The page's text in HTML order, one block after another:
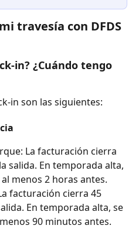
travesía con DFDS
in? ¿Cuándo tengo
in son las siguientes:
La facturación cierra
salida. En temporada alta,
menos 2 horas antes.
facturación cierra 45
En temporada alta, se
90 minutos antes.